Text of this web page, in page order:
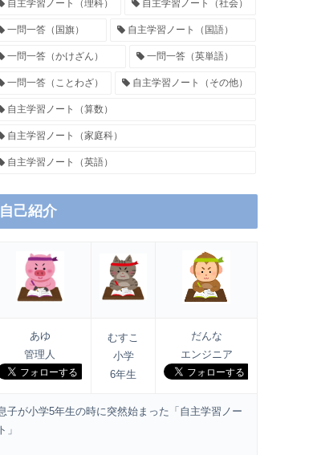
自主学習ノート（理科） 自主学習ノート（社会）
一問一答（国旗） 自主学習ノート（国語）
一問一答（かけざん） 一問一答（英単語）
一問一答（ことわざ） 自主学習ノート（その他）
自主学習ノート（算数）
自主学習ノート（家庭科）
自主学習ノート（英語）
自己紹介
あゆ
管理人
むすこ
小学
6年生
だんな
エンジニア
子が小学5年生の時に突然始まった「自主学習ノー
ト」